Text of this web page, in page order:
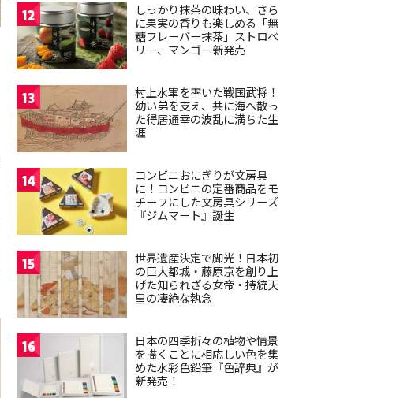
12
しっかり抹茶の味わい、さら
に果実の香りも楽しめる「無
糖フレーバー抹茶」ストロベ
リー、マンゴー新発売
13
村上水軍を率いた戦国武将！
幼い弟を支え、共に海へ散っ
た得居通幸の波乱に満ちた生
涯
14
コンビニおにぎりが文房具
に！コンビニの定番商品をモ
チーフにした文房具シリーズ
『ジムマート』誕生
15
世界遺産決定で脚光！日本初
の巨大都城・藤原京を創り上
げた知られざる女帝・持統天
皇の凄絶な執念
16
日本の四季折々の植物や情景
を描くことに相応しい色を集
めた水彩色鉛筆『色辞典』が
新発売！